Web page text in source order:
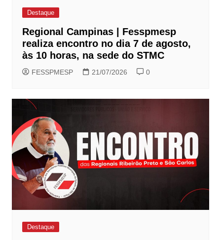
Destaque
Regional Campinas | Fesspmesp
realiza encontro no dia 7 de agosto,
às 10 horas, na sede do STMC
FESSPMESP 21/07/2026 0
Destaque